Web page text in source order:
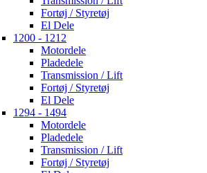
Fortøj / Styretøj
El Dele
1200 - 1212
Motordele
Pladedele
Transmission / Lift
Fortøj / Styretøj
El Dele
1294 - 1494
Motordele
Pladedele
Transmission / Lift
Fortøj / Styretøj